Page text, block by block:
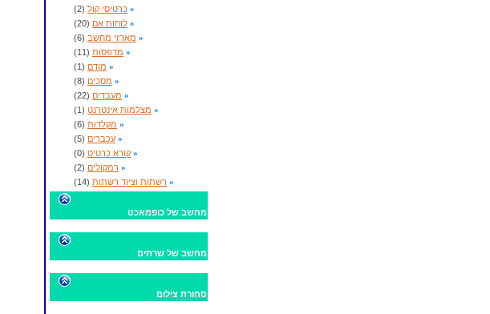
(2) כרטיסי קול »
(20) לוחות אם »
(6) מארזי מחשב »
(11) מדפסות »
(1) מודם »
(8) מסכים »
(22) מעבדים »
(1) מצלמות אינטרנט »
(6) מקלדות »
(5) עכברים »
(0) קורא כרטיס »
(2) רמקולים »
(14) רשתות וציוד רשתות »
מחשב של כופמאכט
מחשב של שרתים
סחורת צילום